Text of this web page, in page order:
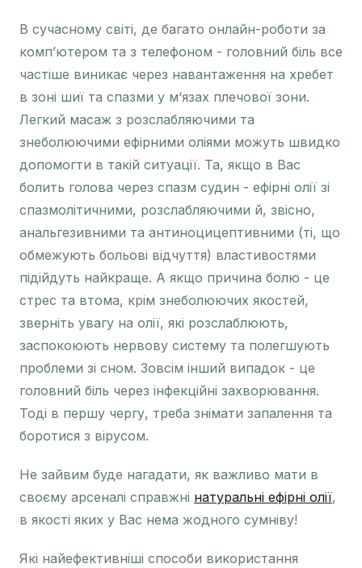
В сучасному світі, де багато онлайн-роботи за
комп’ютером та з телефоном - головний біль все
частіше виникає через навантаження на хребет
в зоні шиї та спазми у м‘язах плечової зони.
Легкий масаж з розслабляючими та
знеболюючими ефірними оліями можуть швидко
допомогти в такій ситуації. Та, якщо в Вас
болить голова через спазм судин - ефірні олії зі
спазмолітичними, розслабляючими й, звісно,
анальгезивними та антиноцицептивними (ті, що
обмежують больові відчуття) властивостями
підійдуть найкраще. А якщо причина болю - це
стрес та втома, крім знеболюючих якостей,
зверніть увагу на олії, які розслаблюють,
заспокоюють нервову систему та полегшують
проблеми зі сном. Зовсім інший випадок - це
головний біль через інфекційні захворювання.
Тоді в першу чергу, треба знімати запалення та
боротися з вірусом.
Не зайвим буде нагадати, як важливо мати в
своєму арсеналі справжні натуральні ефірні олії,
в якості яких у Вас нема жодного сумніву!
Які найефективніші способи використання